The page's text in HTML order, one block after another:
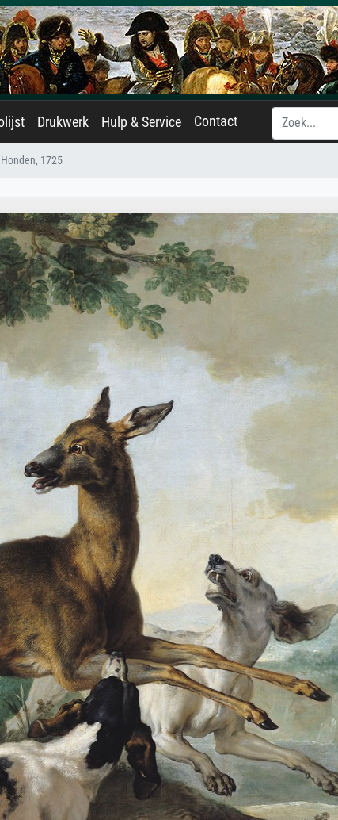
Drukwerk Hulp & Service Contact
1725